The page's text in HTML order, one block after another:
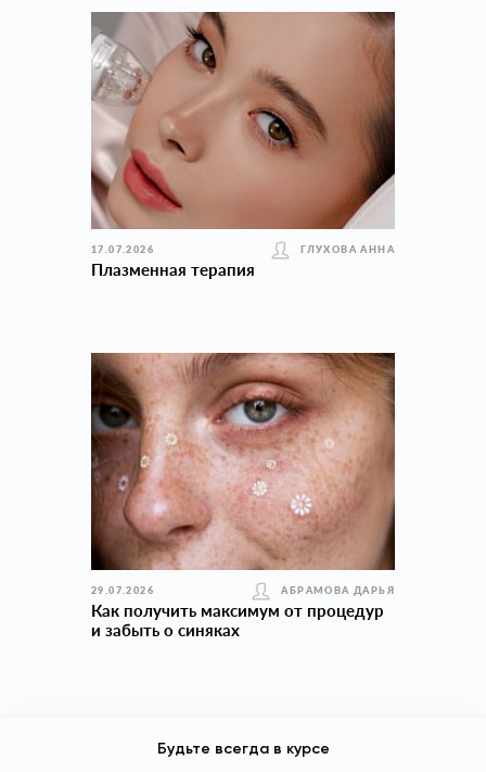
17.07.2026 ГЛУХОВА АННА
Плазменная терапия
29.07.2026 АБРАМОВА ДАРЬЯ
Как получить максимум от процедур
и забыть о синяках
Будьте всегда в курсе